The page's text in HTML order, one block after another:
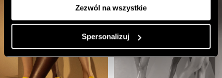
Zezwól na wszystkie
Spersonalizuj